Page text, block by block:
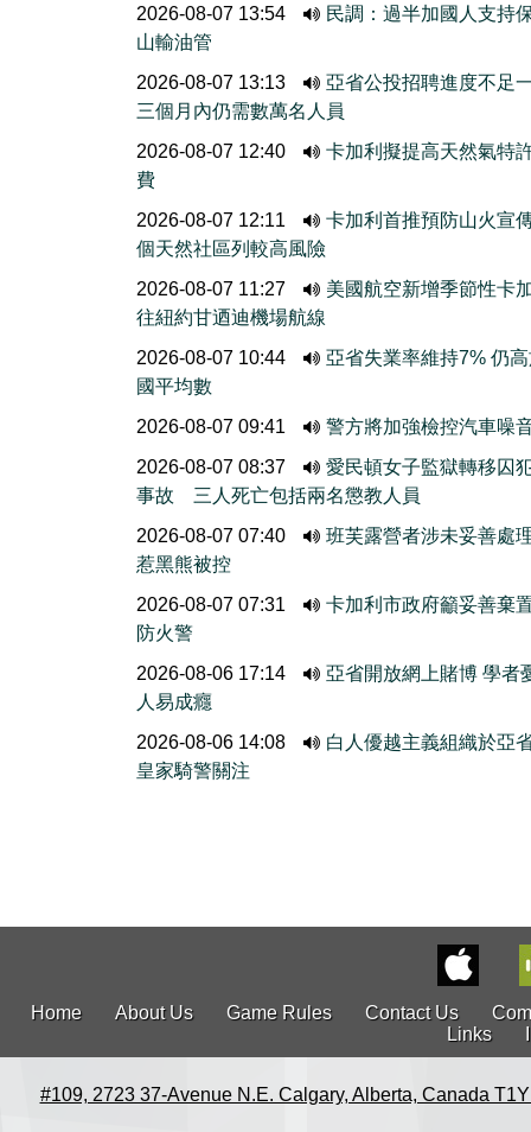
2026-08-07 13:54
民調：過半加國人支持
山輸油管
2026-08-07 13:13
亞省公投招聘進度不
三個月內仍需數萬名人員
2026-08-07 12:40
卡加利擬提高天然氣特
費
2026-08-07 12:11
卡加利首推預防山火宣
個天然社區列較高風險
2026-08-07 11:27
美國航空新增季節性卡
往紐約甘迺迪機場航線
2026-08-07 10:44
亞省失業率維持7% 仍
國平均數
2026-08-07 09:41
警方將加強檢控汽車噪
2026-08-07 08:37
愛民頓女子監獄轉移囚
事故 三人死亡包括兩名懲教人員
2026-08-07 07:40
班芙露營者涉未妥善處
惹黑熊被控
2026-08-07 07:31
卡加利市政府籲妥善棄
防火警
2026-08-06 17:14
亞省開放網上賭博 學者
人易成癮
2026-08-06 14:08
白人優越主義組織於亞
皇家騎警關注
Home About Us Game Rules Contact Us
Links
#109, 2723 37-Avenue N.E. Calgary, Alberta, Canada